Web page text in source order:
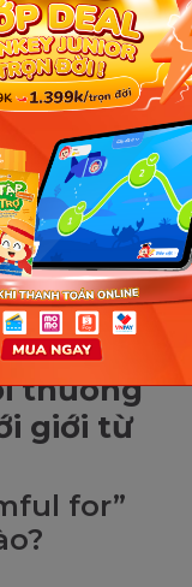
to the
health.
your health.
hearing.
environment.
students’
thường
giới từ
for”